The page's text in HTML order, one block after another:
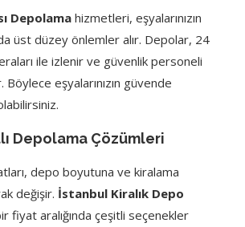
Depolama hizmetleri, eşyalarınızın
üst düzey önlemler alır. Depolar, 24
ile izlenir ve güvenlik personeli
eşyalarınızın güvende
Depolama Çözümleri
depo boyutuna ve kiralama
değişir. İstanbul Kiralık Depo
fiyat aralığında çeşitli seçenekler